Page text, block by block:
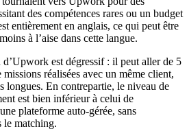
des compétences rares ou un budget
entièrement en anglais, ce qui peut être
à l’aise dans cette langue.
est dégressif : il peut aller de 5
réalisées avec un même client,
longues. En contrepartie, le niveau de
est bien inférieur à celui de
plateforme auto-gérée, sans
le matching.